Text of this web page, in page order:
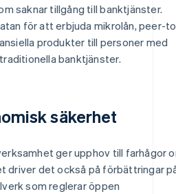
saknar tillgång till banktjänster.
för att erbjuda mikrolån, peer-
produkter till personer med
banktjänster.
säkerhet
ger upphov till farhågor
driver det också på förbättringar
som reglerar öppen